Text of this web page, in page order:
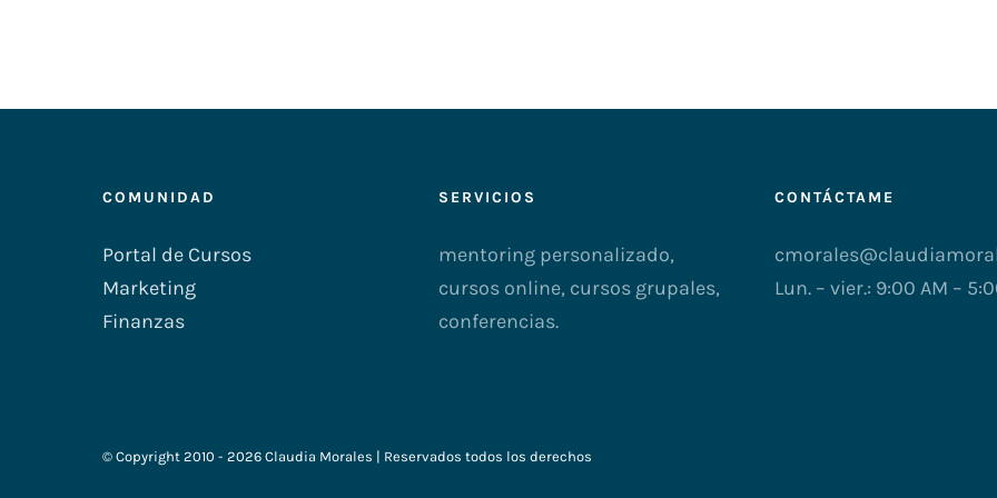
COMUNIDAD
Portal de Cursos
Marketing
Finanzas
SERVICIOS
mentoring personalizado,
cursos online, cursos grupales,
conferencias.
CONTÁCTAME
Lun. – vier.: 9:00 AM –
© Copyright 2010 - 2026 Claudia Morales | Reservados todos los derechos